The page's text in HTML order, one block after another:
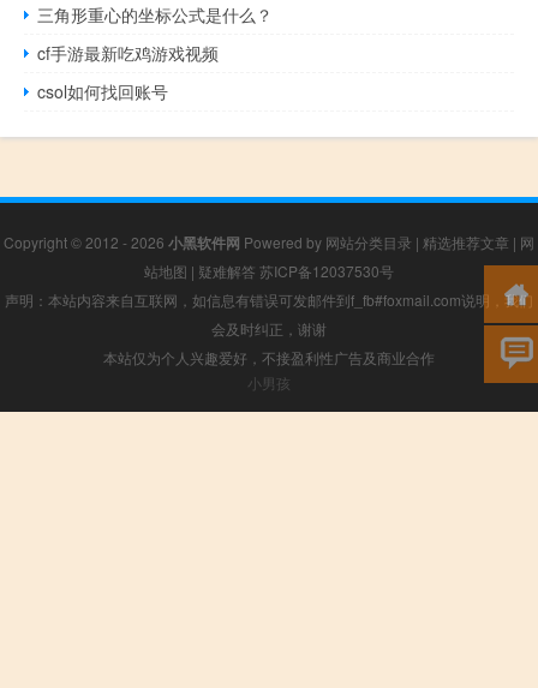
三角形重心的坐标公式是什么？
cf手游最新吃鸡游戏视频
csol如何找回账号
Copyright © 2012 - 2026 小黑软件网 Powered by 网站分类目录 | 精选推荐文章 | 网
站地图 | 疑难解答 苏ICP备12037530号
声明：本站内容来自互联网，如信息有错误可发邮件到f_fb#foxmail.com说明，我们
会及时纠正，谢谢
本站仅为个人兴趣爱好，不接盈利性广告及商业合作
小男孩